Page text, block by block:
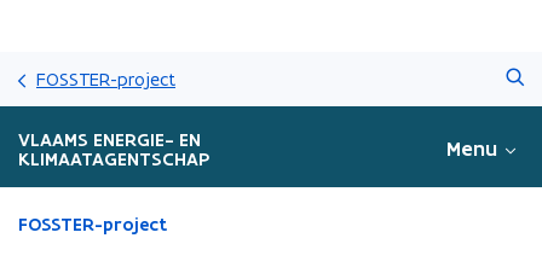
FOSSTER-project
VLAAMS ENERGIE- EN
KLIMAATAGENTSCHAP
Menu
Gedaan
FOSSTER-project